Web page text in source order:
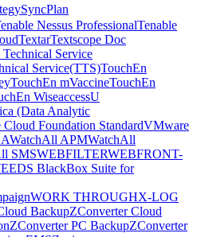
SyncPlan
Nessus ProfessionalTenable
TextarTextscope Doc
Service
Service(TTS)TouchEn
TouchEn mVaccineTouchEn
WiseaccessU
(Data Analytic
Foundation StandardVMware
WatchAll APMWatchAll
SMSWEBFILTERWEBFRONT-
BlackBox Suite for
WORK THROUGHX-LOG
BackupZConverter Cloud
ZConverter PC BackupZConverter